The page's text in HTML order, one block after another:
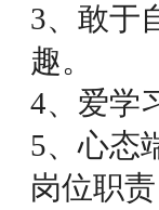
3、敢于
趣。
4、爱学
5、心态
岗位职责